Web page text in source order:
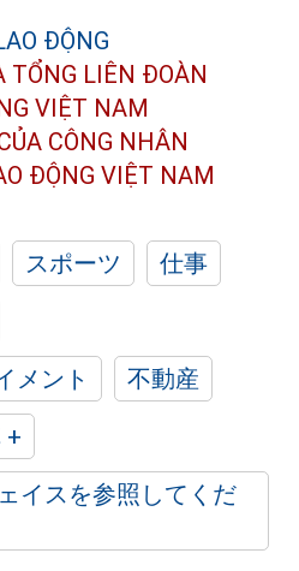
TỔNG LIÊN ĐOÀN
VIỆT NAM
CÔNG NHÂN
ĐỘNG VIỆT NAM
スポーツ
仕事
メント
不動産
+
イスを参照してくだ